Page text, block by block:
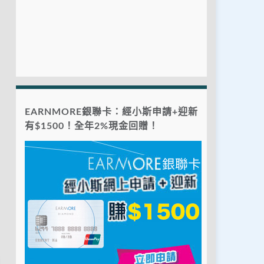
EARNMORE銀聯卡：經小斯申請+迎新
有$1500！全年2%現金回贈！